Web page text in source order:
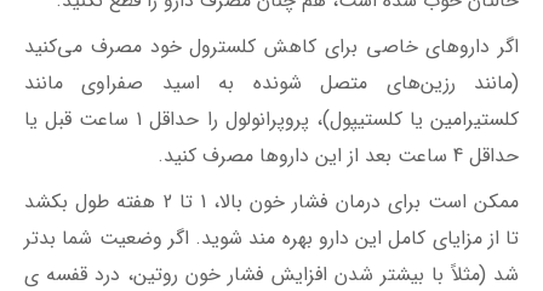
اگر داروهای خاصی برای کاهش کلسترول خود مصرف می‌کنید
(مانند رزین‌های متصل شونده به اسید صفراوی مانند
کلستیرامین یا کلستیپول)، پروپرانولول را حداقل 1 ساعت قبل یا
حداقل 4 ساعت بعد از این داروها مصرف کنید.
ممکن است برای درمان فشار خون بالا، 1 تا 2 هفته طول بکشد
تا از مزایای کامل این دارو بهره مند شوید. اگر وضعیت شما بدتر
شد (مثلاً با بیشتر شدن افزایش فشار خون روتین، درد قفسه ی